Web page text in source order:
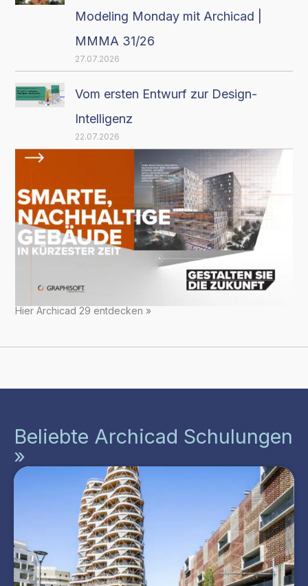
Modeling Monday mit Archicad |
MMMA 31/26
27.07.2026
Vom ersten Entwurf zur Design-
Intelligenz
22.07.2026
Hier Archicad 29 entdecken »
Beliebte Archicad Schulungen
»